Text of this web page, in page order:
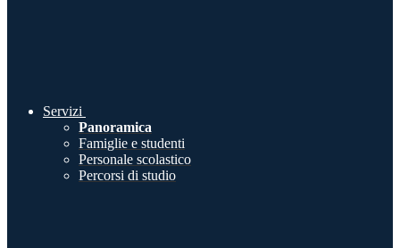
Servizi
Panoramica
Famiglie e studenti
Personale scolastico
Percorsi di studio